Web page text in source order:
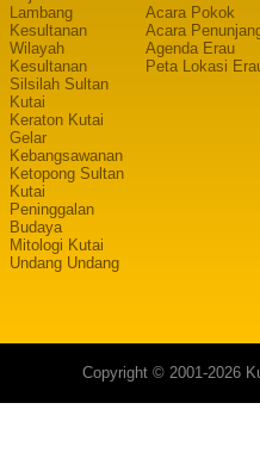
Lambang
Kesultanan
Wilayah
Kesultanan
Silsilah Sultan
Kutai
Keraton Kutai
Gelar
Kebangsawanan
Ketopong Sultan
Kutai
Peninggalan
Budaya
Mitologi Kutai
Undang Undang
Acara Pokok
Acara
Agenda Erau
Peta Lokasi
Copyright © 2001-2026